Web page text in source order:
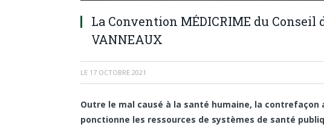
La Convention MÉDICRIME du Conseil
VANNEAUX
LE 17 OCTOBRE 2021
Outre le mal causé à la santé humaine, la contrefaçon
ponctionne les ressources de systèmes de santé